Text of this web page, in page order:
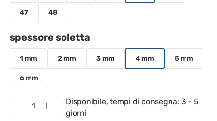
47 48
Seleziona
spessore soletta
1 mm 2 mm 3 mm 4 mm 5 mm
6 mm
Quantità del prodotto: inserisci la
Disponibile, tempi di consegna: 3 - 5
giorni